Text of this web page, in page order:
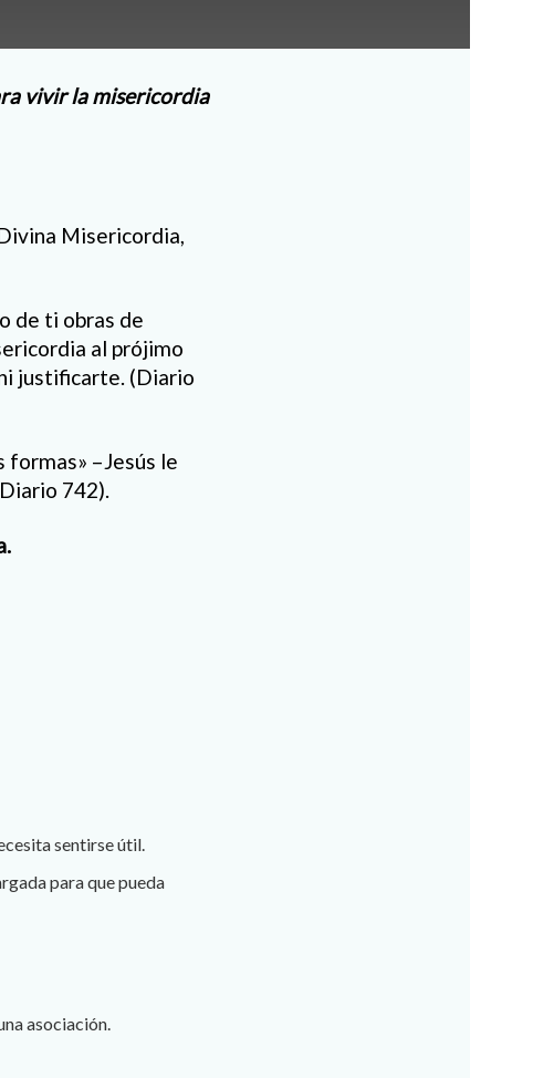
vivir la misericordia
Misericordia,
de ti obras de
al prójimo
justificarte. (Diario
formas» –Jesús le
742).
sentirse útil.
para que pueda
asociación.